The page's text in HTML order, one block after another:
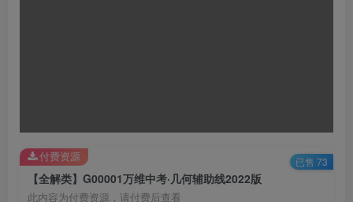
【全解类】G00001万维中考·几何辅助线2022版
此内容为付费资源，请付费后查看
付费资源 已售 73